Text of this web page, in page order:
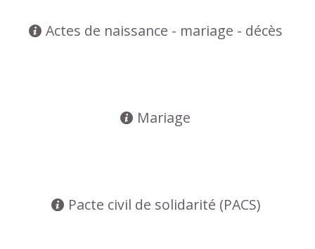
Actes de naissance - mariage - décès
Mariage
Pacte civil de solidarité (PACS)